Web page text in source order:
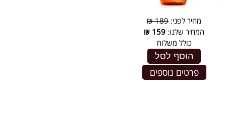
מחיר לפני:189 ₪
המחיר שלנו: 159
₪
כולל משלוח
הוסף לסל
פרטים נוספים